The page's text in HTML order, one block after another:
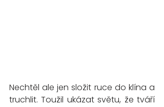
Nechtěl ale jen složit ruce do klína a
truchlit. Toužil ukázat světu, že tváří